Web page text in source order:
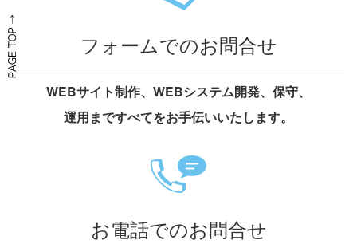
フォームでのお問合せ
WEBサイト制作、WEBシステム開発、保守、
運用まですべてをお手伝いいたします。
お電話でのお問合せ